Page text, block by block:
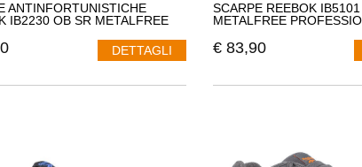
di Sicurezza Certificati
impegna a rispettare gli standard di sicurezza più elevati nel
l'abbigliamento Reebok sono conformi alle normative di
in ogni ambiente di lavoro.
ANTINFORTUNISTICHE
IB2230 OB SR METALFREE
DETTAGLI
SCARPE REEBOK
METALFREE
€ 83,90